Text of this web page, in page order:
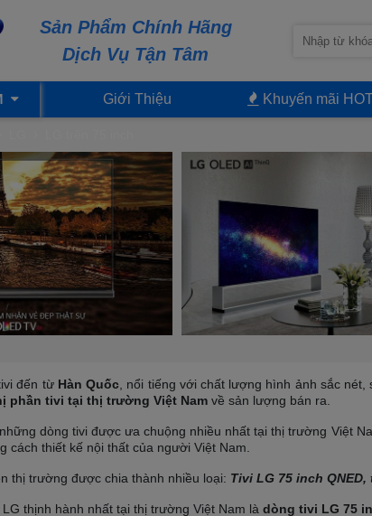
Sản Phẩm Chính Hãng
Dịch Vụ Tận Tâm
Giới Thiệu Khuyến mãi
đến từ Hàn Quốc , nổi tiếng với chất lượng hình ảnh sắc
phần tivi tại thị trường Việt Nam về sản lượng bán ra.
dòng tivi được ưa chuộng nhiều nhất tại thị trường Việt
cách thiết kế nội thất của người Việt Nam.
thị trường được chia thành nhiều loại: Tivi LG 75 inch
thịnh hành nhất tại thị trường Việt Nam là dòng tivi LG 75